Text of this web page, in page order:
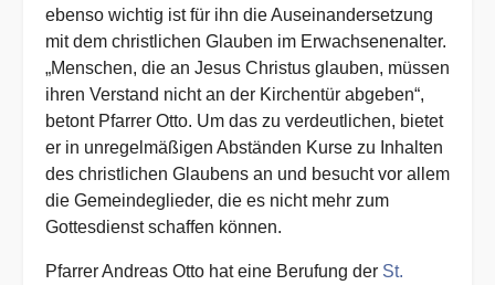
ebenso wichtig ist für ihn die Auseinandersetzung
mit dem christlichen Glauben im Erwachsenenalter.
„Menschen, die an Jesus Christus glauben, müssen
ihren Verstand nicht an der Kirchentür abgeben“,
betont Pfarrer Otto. Um das zu verdeutlichen, bietet
er in unregelmäßigen Abständen Kurse zu Inhalten
des christlichen Glaubens an und besucht vor allem
die Gemeindeglieder, die es nicht mehr zum
Gottesdienst schaffen können.
Pfarrer Andreas Otto hat eine Berufung der St.